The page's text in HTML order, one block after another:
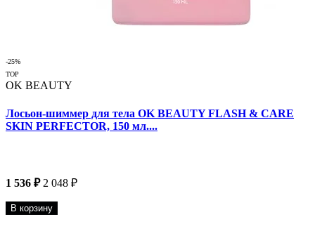
-25%
TOP
OK BEAUTY
Лосьон-шиммер для тела OK BEAUTY FLASH & CARE
SKIN PERFECTOR, 150 мл....
1 536 ₽ 2 048 ₽
В корзину